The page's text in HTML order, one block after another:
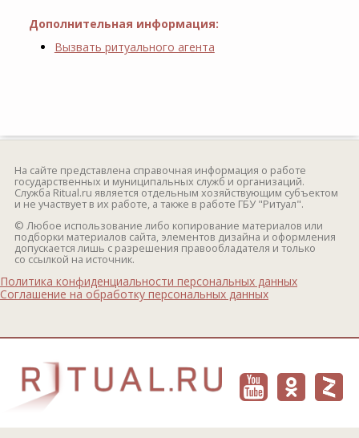
Дополнительная информация:
Вызвать ритуального агента
На сайте представлена справочная информация о работе
государственных и муниципальных служб и организаций.
Служба Ritual.ru является отдельным хозяйствующим субъектом
и не участвует в их работе, а также в работе ГБУ "Ритуал".
© Любое использование либо копирование материалов или
подборки материалов сайта, элементов дизайна и оформления
допускается лишь с разрешения правообладателя и только
со ссылкой на источник.
Политика конфиденциальности персональных данных
Соглашение на обработку персональных данных